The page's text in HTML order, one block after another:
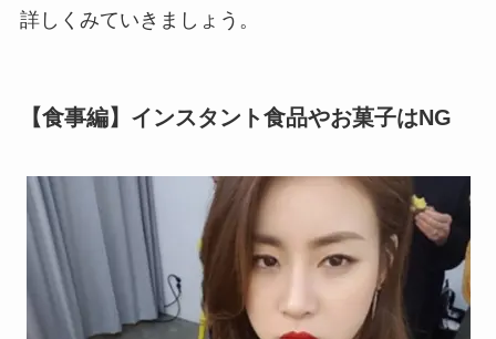
詳しくみていきましょう。
【食事編】インスタント食品やお菓子はNG